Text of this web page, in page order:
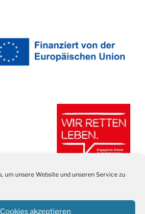
um unsere Website und unseren Service zu
Cookies akzeptieren